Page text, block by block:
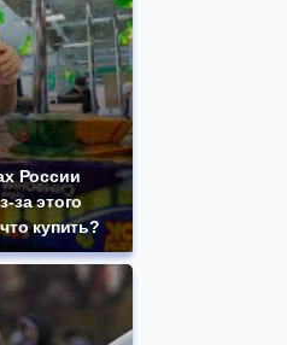
России
за этого
купить?